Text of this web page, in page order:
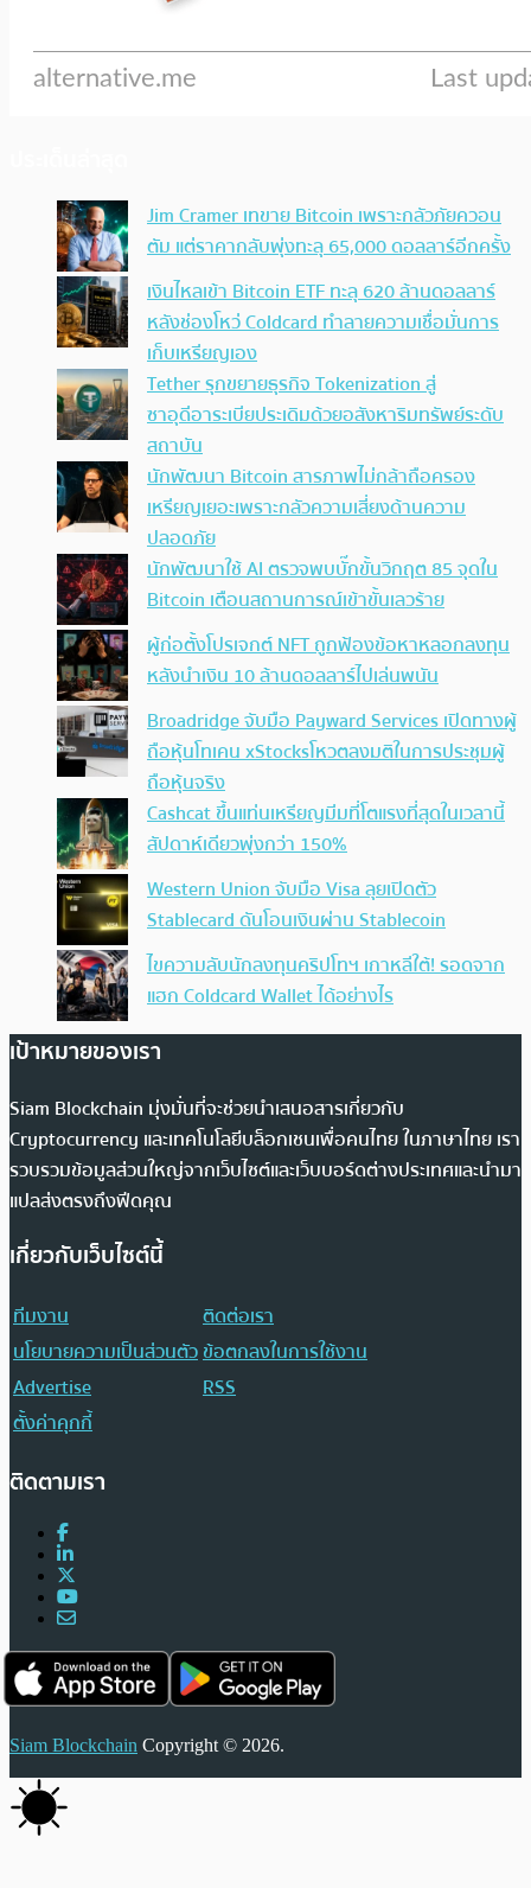
Jim Cramer เทขาย Bitcoin เพราะกลัวภัยควอน
ตัม แต่ราคากลับพุ่งทะลุ 65,000 ดอลลาร์อีกครั้ง
เงินไหลเข้า Bitcoin ETF ทะลุ 620 ล้านดอลลาร์
หลังช่องโหว่ Coldcard ทำลายความเชื่อมั่นการ
เก็บเหรียญเอง
Tether รุกขยายธุรกิจ Tokenization สู่
ซาอุดีอาระเบียประเดิมด้วยอสังหาริมทรัพย์ระดับ
สถาบัน
นักพัฒนา Bitcoin สารภาพไม่กล้าถือครอง
เหรียญเยอะเพราะกลัวความเสี่ยงด้านความ
ปลอดภัย
นักพัฒนาใช้ AI ตรวจพบบั๊กขั้นวิกฤต 85 จุดใน
Bitcoin เตือนสถานการณ์เข้าขั้นเลวร้าย
ผู้ก่อตั้งโปรเจกต์ NFT ถูกฟ้องข้อหาหลอกลงทุน
หลังนำเงิน 10 ล้านดอลลาร์ไปเล่นพนัน
Broadridge จับมือ Payward Services เปิดทางผู้
ถือหุ้นโทเคน xStocksโหวตลงมติในการประชุมผู้
ถือหุ้นจริง
Cashcat ขึ้นแท่นเหรียญมีมที่โตแรงที่สุดในเวลานี้
สัปดาห์เดียวพุ่งกว่า 150%
Western Union จับมือ Visa ลุยเปิดตัว
Stablecard ดันโอนเงินผ่าน Stablecoin
ไขความลับนักลงทุนคริปโทฯ เกาหลีใต้! รอดจาก
แฮก Coldcard Wallet ได้อย่างไร
เป้าหมายของเรา
Siam Blockchain มุ่งมั่นที่จะช่วยนำเสนอสารเกี่ยวกับ
Cryptocurrency และเทคโนโลยีบล็อกเชนเพื่อคนไทย ในภาษาไทย เรา
รวบรวมข้อมูลส่วนใหญ่จากเว็บไซต์และเว็บบอร์ดต่างประเทศและนำมา
แปลส่งตรงถึงฟีดคุณ
เกี่ยวกับเว็บไซต์นี้
ทีมงาน
ติดต่อเรา
นโยบายความเป็นส่วนตัวข้อตกลงในการใช้งาน
Advertise
RSS
ตั้งค่าคุกกี้
ติดตามเรา
Siam Blockchain Copyright © 2026.